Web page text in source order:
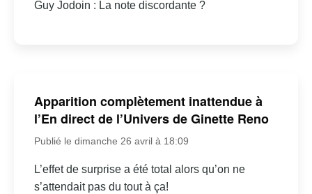
Guy Jodoin : La note discordante ?
Apparition complètement inattendue à
l’En direct de l’Univers de Ginette Reno
Publié le dimanche 26 avril à 18:09
L’effet de surprise a été total alors qu’on ne
s’attendait pas du tout à ça!